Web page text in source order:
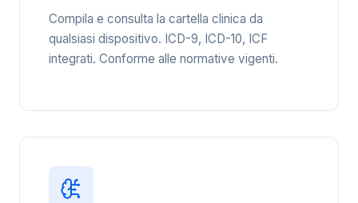
Compila e consulta la cartella clinica da
qualsiasi dispositivo. ICD-9, ICD-10, ICF
integrati. Conforme alle normative vigenti.